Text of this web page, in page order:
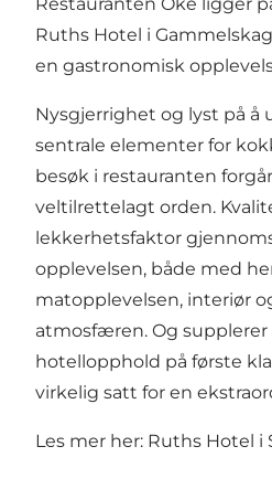
Ruths Hotel i
en gastronomisk
Nysgjerrighet og lyst på å
sentrale elementer for
besøk i restauranten
veltilrettelagt orden.
lekkerhetsfaktor
opplevelsen, både med
matopplevelsen, interiør
atmosfæren. Og
hotellopphold på første
virkelig satt for en
Les mer her: Ruths Hotel i